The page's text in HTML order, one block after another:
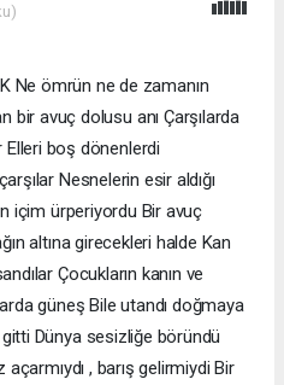
Ne ömrün ne de zamanın
bir avuç dolusu anı Çarşılarda
boş dönenlerdi
Nesnelerin esir aldığı
içim ürperiyordu Bir avuç
altına girecekleri halde Kan
Çocukların kanın ve
güneş Bile utandı doğmaya
Dünya sesizliğe böründü
, barış gelirmiydi Bir